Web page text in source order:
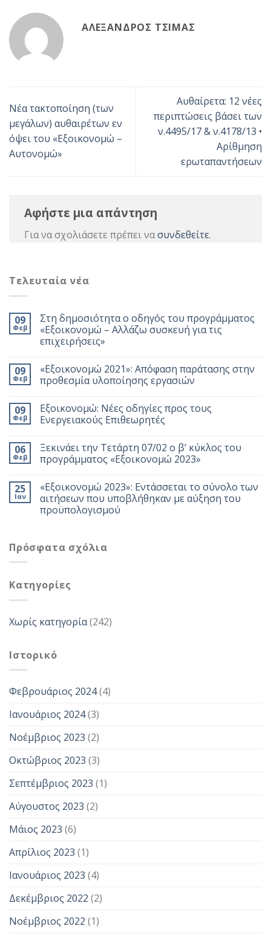
ΑΛΈΞΑΝΔΡΟΣ ΤΣΊΜΑΣ
Νέα τακτοποίηση (των
μεγάλων) αυθαιρέτων εν
όψει του «Εξοικονομώ –
Αυτονομώ»
Αυθαίρετα: 12 νέες
περιπτώσεις βάσει των
ν.4495/17 & ν.4178/13 •
Αρίθμηση
ερωταπαντήσεων
Αφήστε μια απάντηση
Για να σχολιάσετε πρέπει νασυνδεθείτε.
Τελευταία νέα
09
Φεβ
Στη δημοσιότητα ο οδηγός του προγράμματος
«Εξοικονομώ – Αλλάζω συσκευή για τις
επιχειρήσεις»
09
Φεβ
«Εξοικονομώ 2021»: Απόφαση παράτασης στην
προθεσμία υλοποίησης εργασιών
09
Φεβ
Εξοικονομώ: Νέες οδηγίες προς τους
Ενεργειακούς Επιθεωρητές
06
Φεβ
Ξεκινάει την Τετάρτη 07/02 ο β’ κύκλος του
προγράμματος «Εξοικονομώ 2023»
25
Ιαν
«Εξοικονομώ 2023»: Εντάσσεται το σύνολο των
αιτήσεων που υποβλήθηκαν με αύξηση του
προϋπολογισμού
Πρόσφατα σχόλια
Kατηγορίες
Χωρίς κατηγορία(242)
Ιστορικό
Φεβρουάριος 2024(4)
Ιανουάριος 2024(3)
Νοέμβριος 2023 (2)
Οκτώβριος 2023 (3)
Σεπτέμβριος 2023 (1)
Αύγουστος 2023 (2)
Μάιος 2023 (6)
Απρίλιος 2023 (1)
Ιανουάριος 2023 (4)
Δεκέμβριος 2022 (2)
Νοέμβριος 2022 (1)